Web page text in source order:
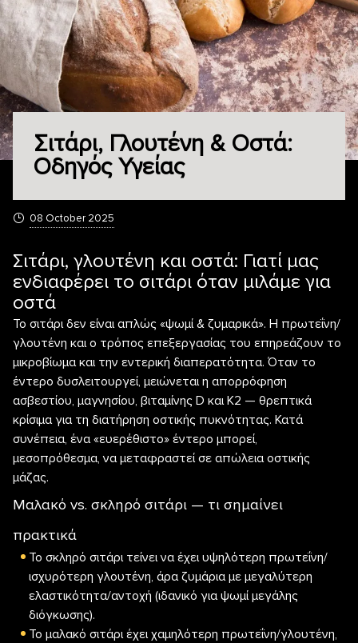
Σιτάρι, Γλουτένη & Οστά:
Οδηγός Υγείας
08 October 2025
Σιτάρι, γλουτένη και οστά: Γιατί μας
ενδιαφέρει το σιτάρι όταν μιλάμε για
οστά
Το σιτάρι δεν είναι απλώς «ψωμί & ζυμαρικά». Η πρωτεΐνη/
γλουτένη και ο τρόπος επεξεργασίας του επηρεάζουν το
μικροβίωμα και την εντερική διαπερατότητα. Όταν το
έντερο δυσλειτουργεί, μειώνεται η απορρόφηση
ασβεστίου, μαγνησίου, βιταμίνης D και K2 — θρεπτικά
κρίσιμα για τη διατήρηση οστικής πυκνότητας. Κατά
συνέπεια, ένα «ευερέθιστο» έντερο μπορεί,
μεσοπρόθεσμα, να μεταφραστεί σε απώλεια οστικής
μάζας.
Μαλακό vs. σκληρό σιτάρι — τι σημαίνει
πρακτικά
Το σκληρό σιτάρι τείνει να έχει υψηλότερη πρωτεΐνη/
ισχυρότερη γλουτένη, άρα ζυμάρια με μεγαλύτερη
ελαστικότητα/αντοχή (ιδανικό για ψωμί μεγάλης
διόγκωσης).
Το μαλακό σιτάρι έχει χαμηλότερη πρωτεΐνη/γλουτένη,